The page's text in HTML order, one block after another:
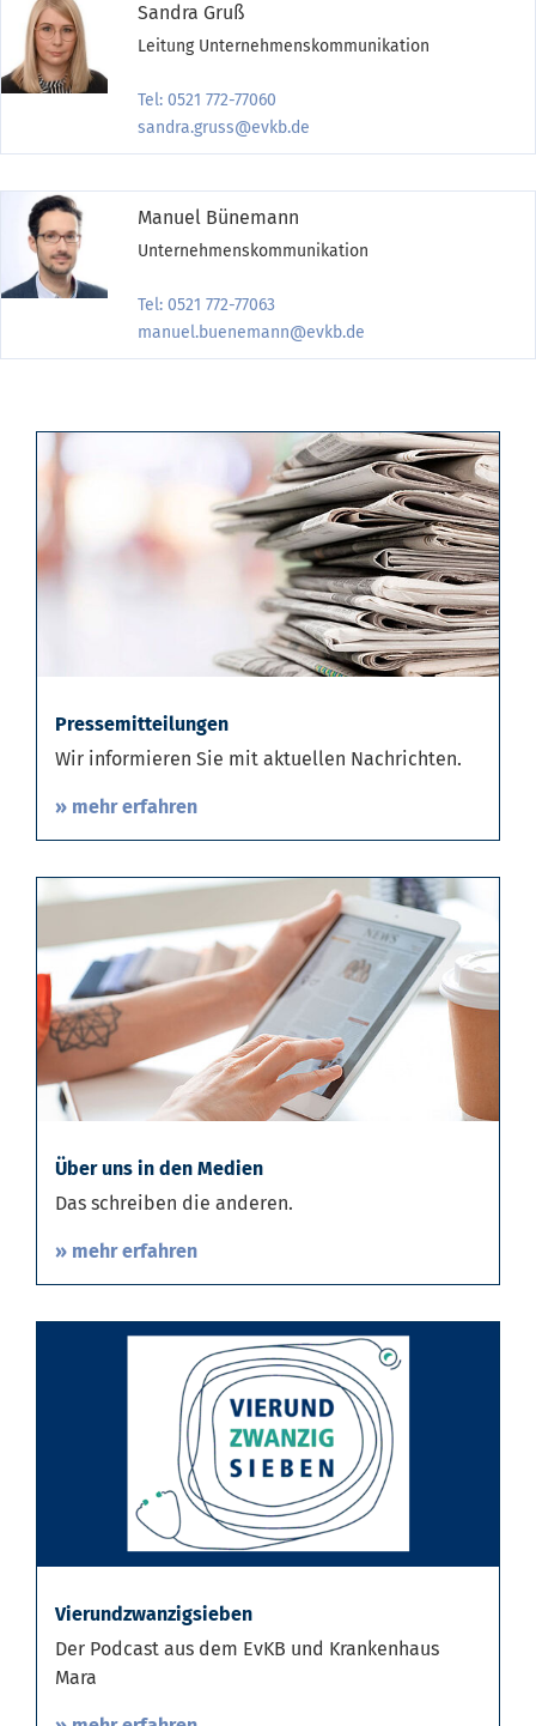
Sandra Gruß
Leitung Unternehmenskommunikation
Tel: 0521 772-77060
sandra.gruss@evkb.de
Manuel Bünemann
Unternehmenskommunikation
Tel: 0521 772-77063
manuel.buenemann@evkb.de
Pressemitteilungen
Wir informieren Sie mit aktuellen Nachrichten.
» mehr erfahren
Über uns in den Medien
Das schreiben die anderen.
» mehr erfahren
Vierundzwanzigsieben
Der Podcast aus dem EvKB und Krankenhaus
Mara